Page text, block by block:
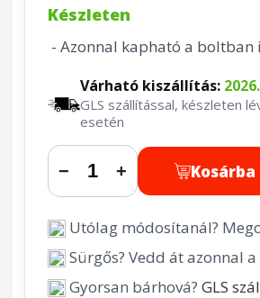
Készleten
- Azonnal kapható a boltban
Várható kiszállítás:
GLS szállítással, készleten
esetén
− +
Utólag módosítanál?
Sürgős? Vedd át azonnal
Gyorsan bárhová? GLS